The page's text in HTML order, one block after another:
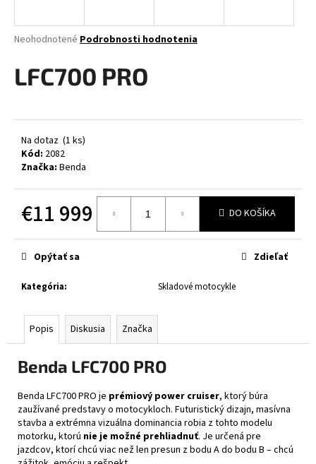
Priemerné
produktu
je
5
hviezdičiek.
Neohodnotené Podrobnosti hodnotenia
LFC700 PRO
Na dotaz (1 ks)
Kód: 2082
Značka: Benda
€11 999
cena:
DO KOŠÍKA
Kategória: Skladové motocykle
Opýtať sa Zdieľať
Popis Diskusia Značka
Benda LFC700 PRO
Benda LFC700 PRO je prémiový power cruiser, ktorý búra
zaužívané predstavy o motocykloch. Futuristický dizajn, masívna
stavba a extrémna vizuálna dominancia robia z tohto modelu
motorku, ktorú nie je možné prehliadnuť. Je určená pre
jazdcov, ktorí chcú viac než len presun z bodu A do bodu B – chcú
j
ť
?
d
p
m
e
CABERG
TRIP
MATT
BLACK